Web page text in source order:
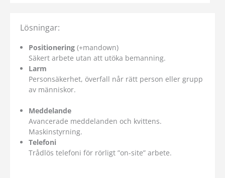
Lösningar:
Positionering (+mandown)
Säkert arbete utan att utöka bemanning.
Larm
Personsäkerhet, överfall når rätt person eller grupp
av människor.
Meddelande
Avancerade meddelanden och kvittens.
Maskinstyrning.
Telefoni
Trådlös telefoni för rörligt ”on-site” arbete.